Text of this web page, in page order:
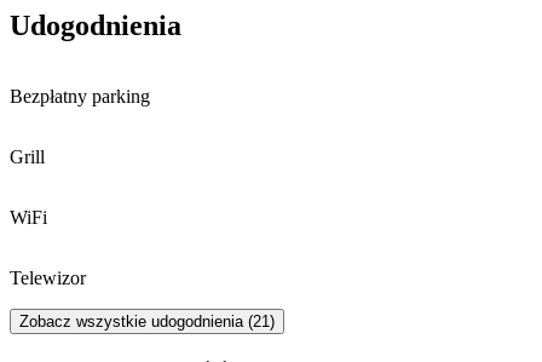
Udogodnienia
Bezpłatny parking
Grill
WiFi
Telewizor
Zobacz wszystkie udogodnienia (21)